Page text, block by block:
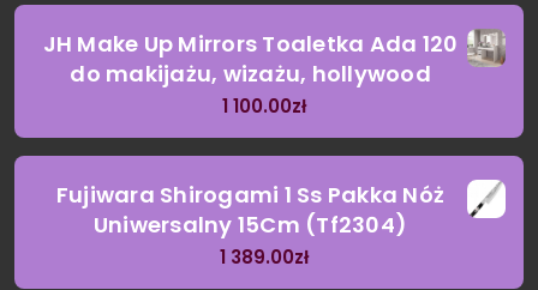
JH Make Up Mirrors Toaletka Ada 120
do makijażu, wizażu, hollywood
1 100.00zł
Fujiwara Shirogami 1 Ss Pakka Nóż
Uniwersalny 15Cm (Tf2304)
1 389.00zł